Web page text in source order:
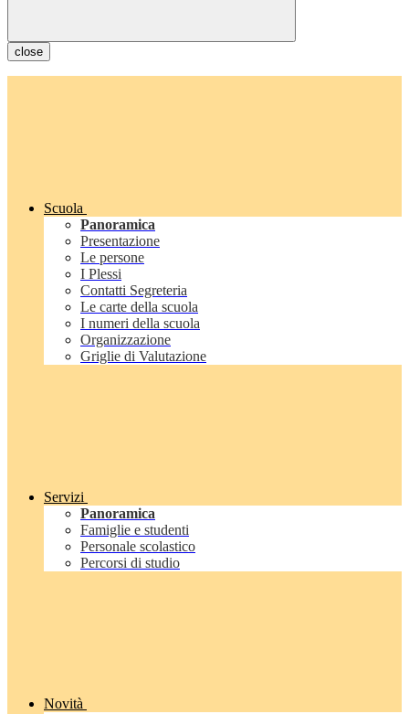
close
Scuola
Panoramica
Presentazione
Le persone
I Plessi
Contatti Segreteria
Le carte della scuola
I numeri della scuola
Organizzazione
Griglie di Valutazione
Servizi
Panoramica
Famiglie e studenti
Personale scolastico
Percorsi di studio
Novità